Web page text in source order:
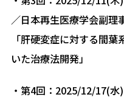
／日本再生医療学会副理
「肝硬変症に対する間
いた治療法開発」
・第4回：2025/12/17(